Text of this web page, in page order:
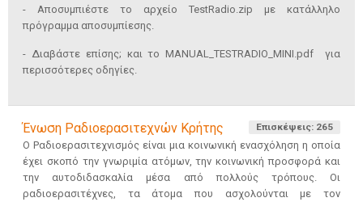
- Αποσυμπιέστε το αρχείο TestRadio.zip με κατάλληλο
πρόγραμμα αποσυμπίεσης.
- Διαβάστε επίσης; και το MANUAL_TESTRADIO_MINI.pdf για
περισσότερες οδηγίες.
Επισκέψεις: 265
Ένωση Ραδιοερασιτεχνών Κρήτης
Ο Ραδιοερασιτεχνισμός είναι μια κοινωνική ενασχόληση η οποία
έχει σκοπό την γνωριμία ατόμων, την κοινωνική προσφορά και
την αυτοδιδασκαλία μέσα από πολλούς τρόπους. Οι
ραδιοερασιτέχνες, τα άτομα που ασχολούνται με τον